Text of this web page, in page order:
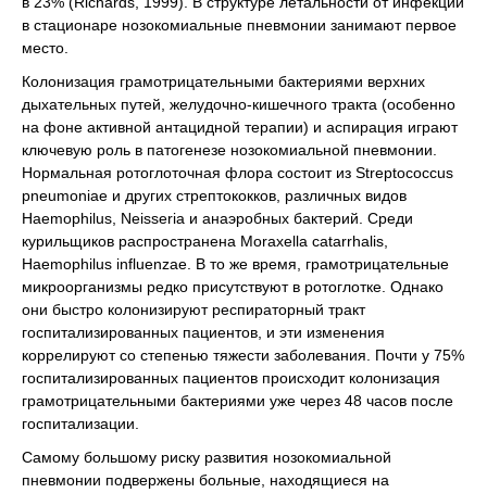
в стационаре нозокомиальные пневмонии занимают первое
место.
Колонизация грамотрицательными бактериями верхних
дыхательных путей, желудочно-кишечного тракта (особенно
на фоне активной антацидной терапии) и аспирация играют
ключевую роль в патогенезе нозокомиальной пневмонии.
Нормальная ротоглоточная флора состоит из Streptococcus
pneumoniae и других стрептококков, различных видов
Haemophilus, Neisseria и анаэробных бактерий. Среди
курильщиков распространена Moraxella catarrhalis,
Haemophilus influenzae. В то же время, грамотрицательные
микроорганизмы редко присутствуют в ротоглотке. Однако
они быстро колонизируют респираторный тракт
госпитализированных пациентов, и эти изменения
коррелируют со степенью тяжести заболевания. Почти у 75%
госпитализированных пациентов происходит колонизация
грамотрицательными бактериями уже через 48 часов после
госпитализации.
Самому большому риску развития нозокомиальной
пневмонии подвержены больные, находящиеся на